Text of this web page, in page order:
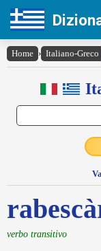
Home › Italiano-Greco
verbo transitivo